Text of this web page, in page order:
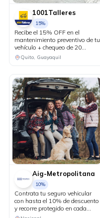
1001Talleres
15%
Recibe el 15% OFF en el
mantenimiento preventivo de tu
vehículo + chequeo de 20
puntos sin costo.
Quito, Guayaquil
Aig-Metropolitana
10%
Contrata tu seguro vehicular
con hasta el 10% de descuento
y recorre protegido en cada
kilómetro. Adicionalmente,